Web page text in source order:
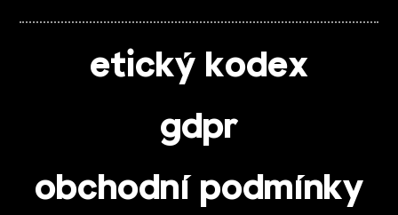
etický kodex
gdpr
obchodní podmínky